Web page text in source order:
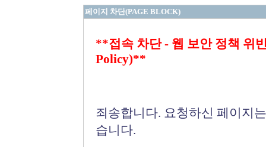
페이지 차단(PAGE BLOCK)
**접속 차단 - 웹 보안 정책 위
Policy)**
죄송합니다. 요청하신 페이지
습니다.